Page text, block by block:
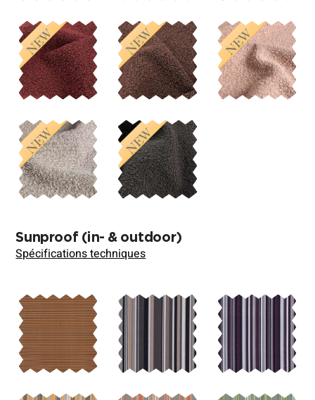
Sunproof (in- & outdoor)
Spécifications techniques